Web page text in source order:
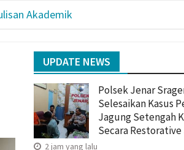
Akademik
UPDATE NEWS
Polsek Jenar
Selesaikan Kasus
Jagung Setengah
Secara
2 jam yang lalu